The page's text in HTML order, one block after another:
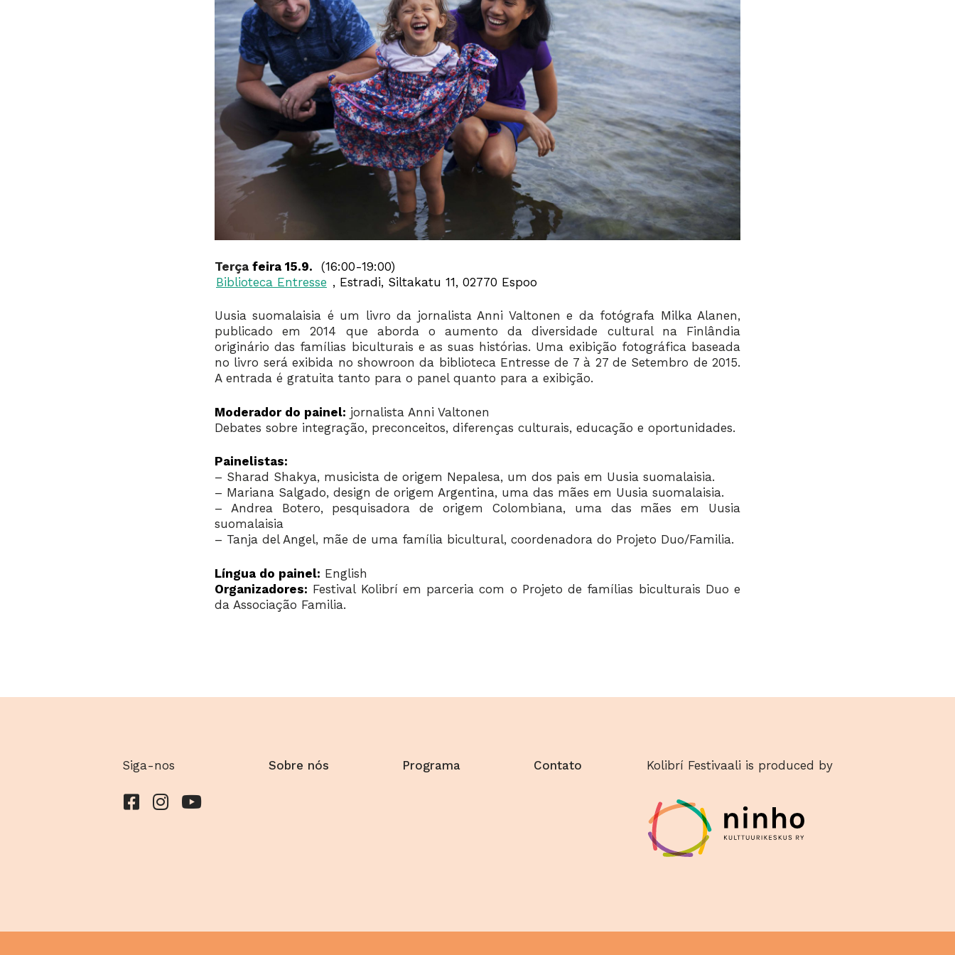
Terça feira 15.9. (16:00-19:00)
Biblioteca Entresse , Estradi, Siltakatu 11, 02770 Espoo
Uusia suomalaisia é um livro da jornalista Anni Valtonen e da fotógrafa Milka Alanen,
publicado em 2014 que aborda o aumento da diversidade cultural na Finlândia
originário das famílias biculturais e as suas histórias. Uma exibição fotográfica baseada
no livro será exibida no showroon da biblioteca Entresse de 7 à 27 de Setembro de 2015.
A entrada é gratuita tanto para o panel quanto para a exibição.
Moderador do painel: jornalista Anni Valtonen
Debates sobre integração, preconceitos, diferenças culturais, educação e oportunidades.
Painelistas:
– Sharad Shakya, musicista de origem Nepalesa, um dos pais em Uusia suomalaisia.
– Mariana Salgado, design de origem Argentina, uma das mães em Uusia suomalaisia.
– Andrea Botero, pesquisadora de origem Colombiana, uma das mães em Uusia
suomalaisia
– Tanja del Angel, mãe de uma família bicultural, coordenadora do Projeto Duo/Familia.
Língua do painel: English
Organizadores: Festival Kolibrí em parceria com o Projeto de famílias biculturais Duo e
da Associação Familia.
Siga-nos Sobre nós Programa Contato Kolibrí Festivaali is produced by